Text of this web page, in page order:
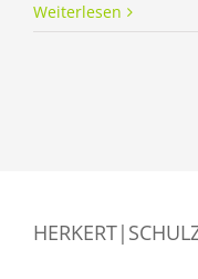
Weiterlesen